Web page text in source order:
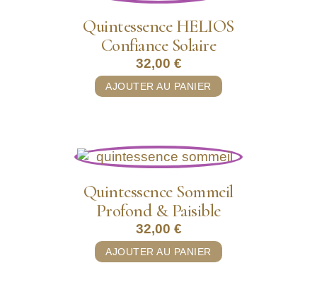
Quintessence HELIOS
Confiance Solaire
32,00 €
AJOUTER AU PANIER
Quintessence Sommeil
Profond & Paisible
32,00 €
AJOUTER AU PANIER